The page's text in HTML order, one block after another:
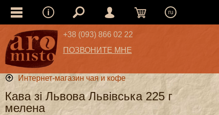
ru
+38 (093) 866 02 22
ПОЗВОНИТЕ МНЕ
Интернет-магазин чая и кофе
Кава зі Львова Львівська 225 г
мелена